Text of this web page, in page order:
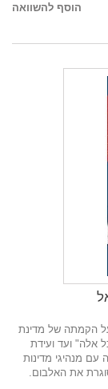
הוסף להשוואה
עברנו מאז הכריז דוד בן גוריון במאי 1948 על הקמתה של מדינת
ועד ועידת
המדינה עם מנהיגי מדינות
את האלבום.